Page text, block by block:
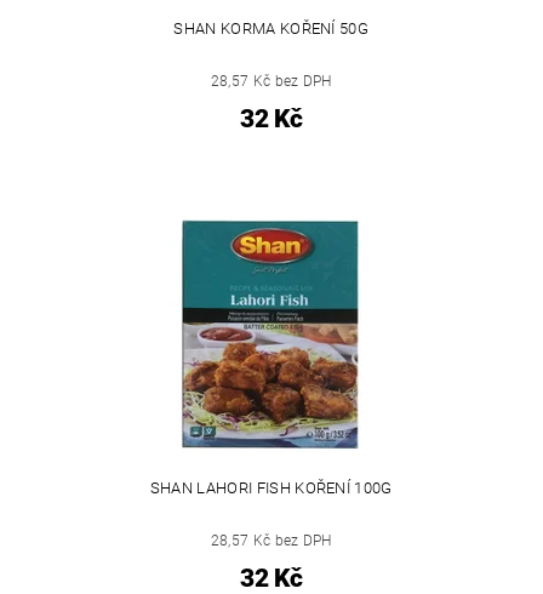
SHAN KORMA KOŘENÍ 50G
28,57 Kč bez DPH
32 Kč
SHAN LAHORI FISH KOŘENÍ 100G
28,57 Kč bez DPH
32 Kč